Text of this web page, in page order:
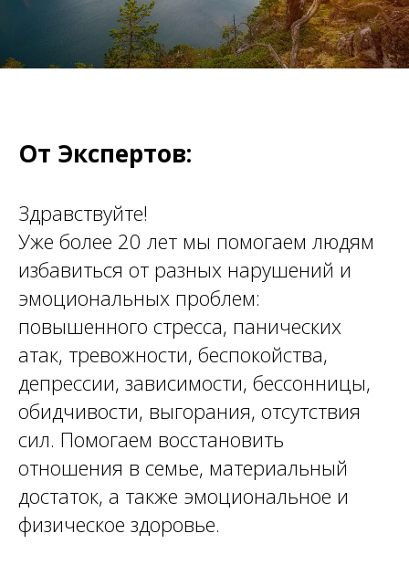
От Экспертов:
Здравствуйте!
Уже более 20 лет мы помогаем людям
избавиться от разных нарушений и
эмоциональных проблем:
повышенного стресса, панических
атак, тревожности, беспокойства,
депрессии, зависимости, бессонницы,
обидчивости, выгорания, отсутствия
сил. Помогаем восстановить
отношения в семье, материальный
достаток, а также эмоциональное и
физическое здоровье.